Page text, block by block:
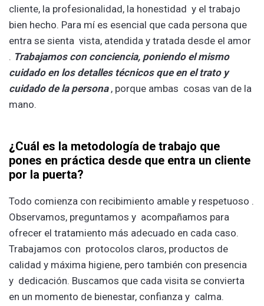
cliente, la profesionalidad, la honestidad y el trabajo
bien hecho. Para mí es esencial que cada persona que
entra se sienta vista, atendida y tratada desde el amor
. Trabajamos con conciencia, poniendo el mismo
cuidado en los detalles técnicos que en el trato y
cuidado de la persona , porque ambas cosas van de la
mano.
¿Cuál es la metodología de trabajo que
pones en práctica desde que entra un cliente
por la puerta?
Todo comienza con recibimiento amable y respetuoso .
Observamos, preguntamos y acompañamos para
ofrecer el tratamiento más adecuado en cada caso.
Trabajamos con protocolos claros, productos de
calidad y máxima higiene, pero también con presencia
y dedicación. Buscamos que cada visita se convierta
en un momento de bienestar, confianza y calma.